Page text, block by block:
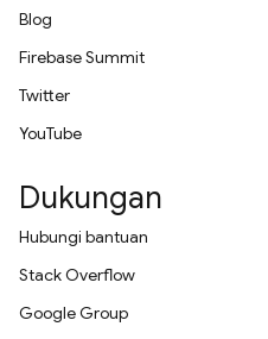
Blog
Firebase Summit
Twitter
YouTube
Dukungan
Hubungi bantuan
Stack Overflow
Google Group